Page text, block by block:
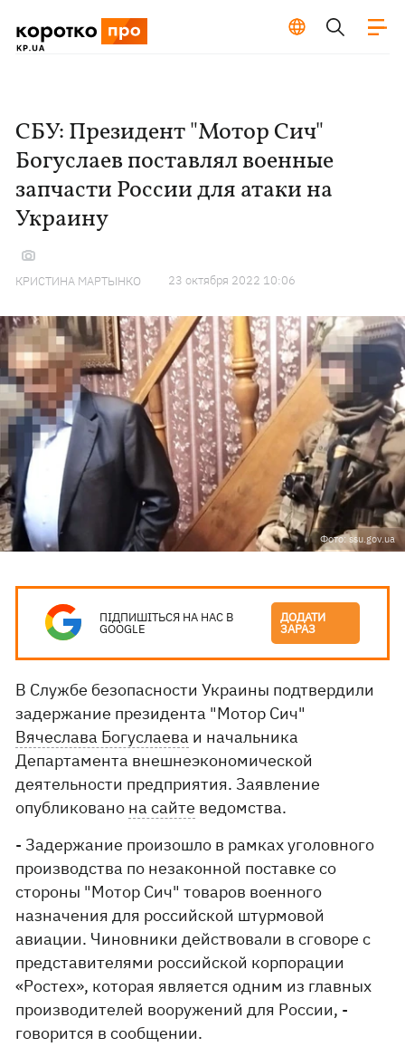
СБУ: Президент "Мотор Сич"
Богуслаев поставлял военные
запчасти России для атаки на
Украину
КРИСТИНА МАРТЫНКО 23 октября 2022 10:06
Фото: ssu.gov.ua
ПІДПИШІТЬСЯ НА НАС В
GOOGLE
ДОДАТИ
ЗАРАЗ
В Службе безопасности Украины подтвердили
задержание президента "Мотор Сич"
Вячеслава Богуслаева и начальника
Департамента внешнеэкономической
деятельности предприятия. Заявление
опубликовано на сайте ведомства.
- Задержание произошло в рамках уголовного
производства по незаконной поставке со
стороны "Мотор Сич" товаров военного
назначения для российской штурмовой
авиации. Чиновники действовали в сговоре с
представителями российской корпорации
«Ростех», которая является одним из главных
производителей вооружений для России, -
говорится в сообщении.